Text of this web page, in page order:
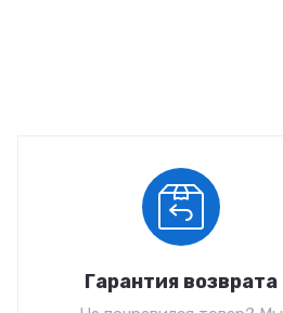
Гарантия возврата